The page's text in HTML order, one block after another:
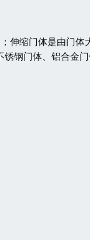
伸缩门体是由门
钢门体、铝合金